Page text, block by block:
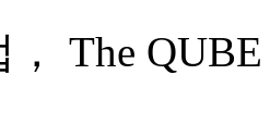
The